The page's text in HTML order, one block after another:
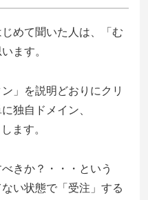
めて聞いた人は、「む
ます。
」を説明どおりにクリ
独自ドメイン、
ます。
きか？・・・という
い状態で「受注」する